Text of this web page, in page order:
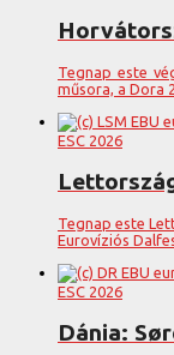
Tegnap este
műsora, a Dora
ESC 2026
Tegnap este
Eurovíziós
ESC 2026
Dánia: